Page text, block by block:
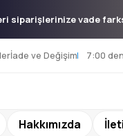
siparişlerinize vade
İade ve Değişim 7:00
Hakkımızda